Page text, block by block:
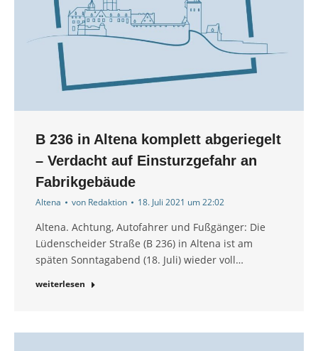
B 236 in Altena komplett abgeriegelt
– Verdacht auf Einsturzgefahr an
Fabrikgebäude
Altena von Redaktion 18. Juli 2021 um 22:02
Altena. Achtung, Autofahrer und Fußgänger: Die
Lüdenscheider Straße (B 236) in Altena ist am
späten Sonntagabend (18. Juli) wieder voll…
weiterlesen